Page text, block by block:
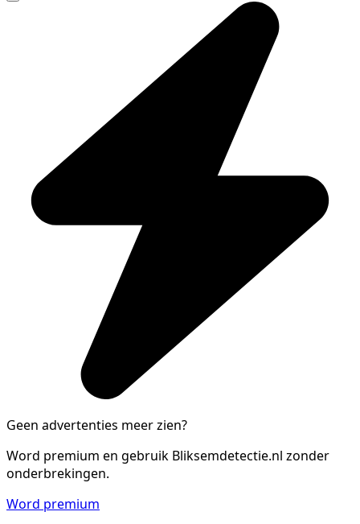
Geen advertenties meer zien?
Word premium en gebruik Bliksemdetectie.nl zonder
onderbrekingen.
Word premium